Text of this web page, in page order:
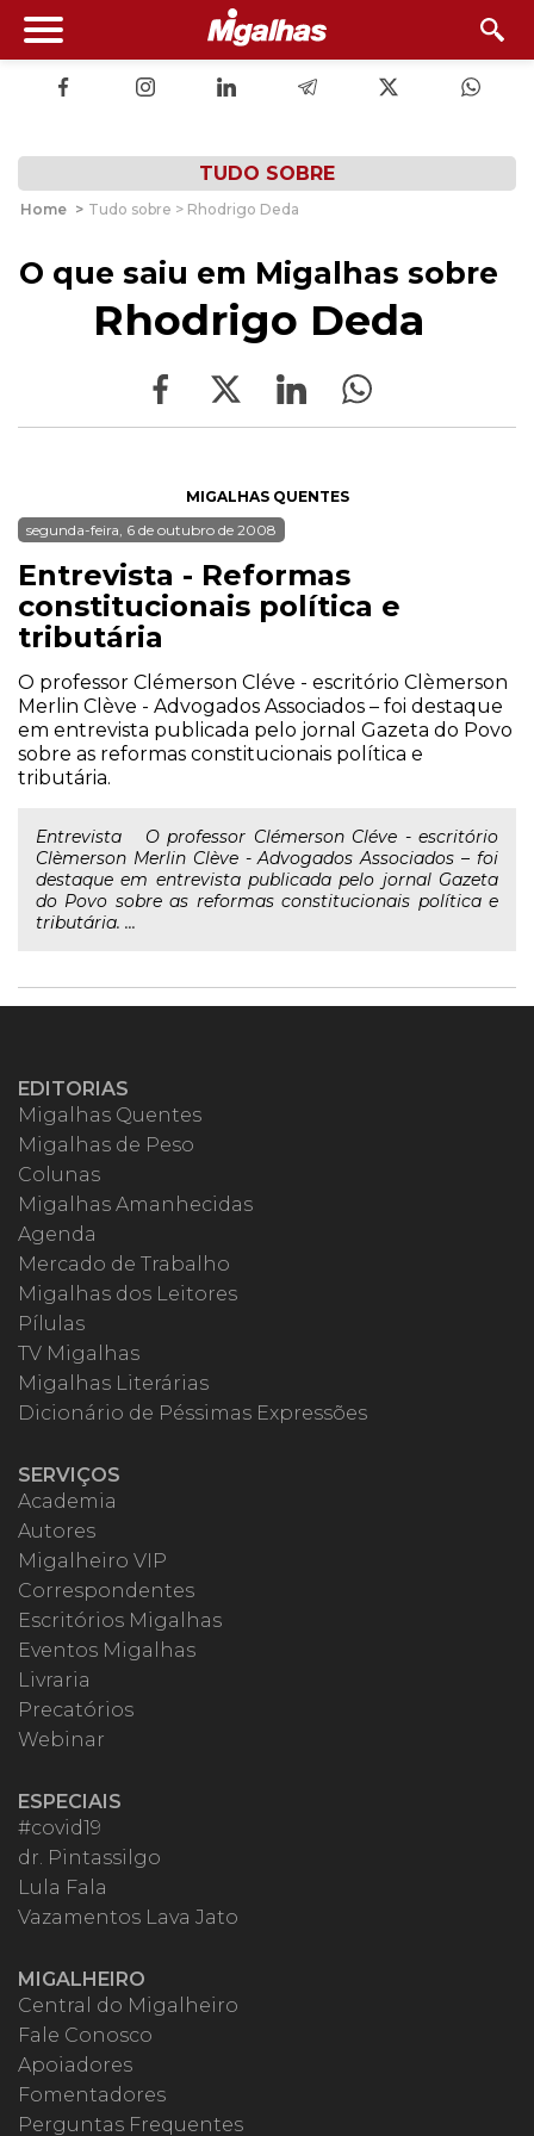
TUDO SOBRE
Home > Tudo sobre > Rhodrigo Deda
O que saiu em Migalhas sobre
Rhodrigo Deda
MIGALHAS QUENTES
segunda-feira, 6 de outubro de 2008
Entrevista - Reformas
constitucionais política e
tributária
O professor Clémerson Cléve - escritório Clèmerson
Merlin Clève - Advogados Associados – foi destaque
em entrevista publicada pelo jornal Gazeta do Povo
sobre as reformas constitucionais política e
tributária.
Entrevista O professor Clémerson Cléve - escritório
Clèmerson Merlin Clève - Advogados Associados – foi
destaque em entrevista publicada pelo jornal Gazeta
do Povo sobre as reformas constitucionais política e
tributária. ...
EDITORIAS
Migalhas Quentes
Migalhas de Peso
Colunas
Migalhas Amanhecidas
Agenda
Mercado de Trabalho
Migalhas dos Leitores
Pílulas
TV Migalhas
Migalhas Literárias
Dicionário de Péssimas Expressões
SERVIÇOS
Academia
Autores
Migalheiro VIP
Correspondentes
Escritórios Migalhas
Eventos Migalhas
Livraria
Precatórios
Webinar
ESPECIAIS
#covid19
dr. Pintassilgo
Lula Fala
Vazamentos Lava Jato
MIGALHEIRO
Central do Migalheiro
Fale Conosco
Apoiadores
Fomentadores
Perguntas Frequentes